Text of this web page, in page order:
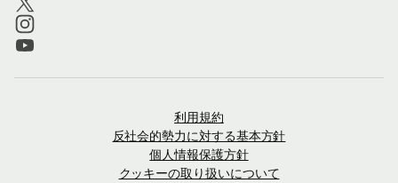
利用規約
反社会的勢力に対する基本方針
個人情報保護方針
クッキーの取り扱いについて